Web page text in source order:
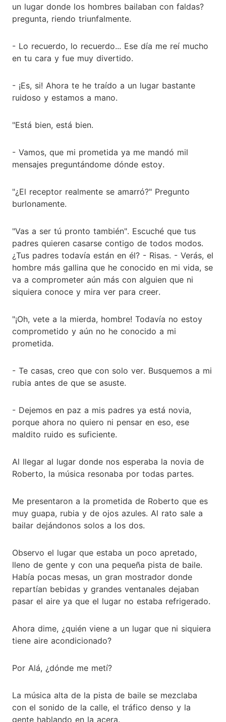
un lugar donde los hombres bailaban con faldas?
pregunta, riendo triunfalmente.
- Lo recuerdo, lo recuerdo... Ese día me reí mucho
en tu cara y fue muy divertido.
- ¡Es, si! Ahora te he traído a un lugar bastante
ruidoso y estamos a mano.
"Está bien, está bien.
- Vamos, que mi prometida ya me mandó mil
mensajes preguntándome dónde estoy.
"¿El receptor realmente se amarró?" Pregunto
burlonamente.
"Vas a ser tú pronto también". Escuché que tus
padres quieren casarse contigo de todos modos.
¿Tus padres todavía están en él? - Risas. - Verás, el
hombre más gallina que he conocido en mi vida, se
va a comprometer aún más con alguien que ni
siquiera conoce y mira ver para creer.
"¡Oh, vete a la mierda, hombre! Todavía no estoy
comprometido y aún no he conocido a mi
prometida.
- Te casas, creo que con solo ver. Busquemos a mi
rubia antes de que se asuste.
- Dejemos en paz a mis padres ya está novia,
porque ahora no quiero ni pensar en eso, ese
maldito ruido es suficiente.
Al llegar al lugar donde nos esperaba la novia de
Roberto, la música resonaba por todas partes.
Me presentaron a la prometida de Roberto que es
muy guapa, rubia y de ojos azules. Al rato sale a
bailar dejándonos solos a los dos.
Observo el lugar que estaba un poco apretado,
lleno de gente y con una pequeña pista de baile.
Había pocas mesas, un gran mostrador donde
repartían bebidas y grandes ventanales dejaban
pasar el aire ya que el lugar no estaba refrigerado.
Ahora dime, ¿quién viene a un lugar que ni siquiera
tiene aire acondicionado?
Por Alá, ¿dónde me metí?
La música alta de la pista de baile se mezclaba
con el sonido de la calle, el tráfico denso y la
gente hablando en la acera.